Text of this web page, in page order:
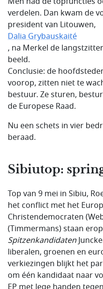
verdelen. Dan kwam de
president van Litouwen,
Dalia Grybauskaité
, na Merkel de
beeld.
Conclusie: de
voorop, zitten niet te
bestuur. Ze sturen,
de Europese Raad.
Nu een schets in vier
beraad.
Sibiutop:
Top van 9 mei in Sibiu,
het conflict met het
Christendemocraten
(Timmermans) staan
Spitzenkandidaten
liberalen, groenen en
verkiezingen blijkt het
om één kandidaat naar